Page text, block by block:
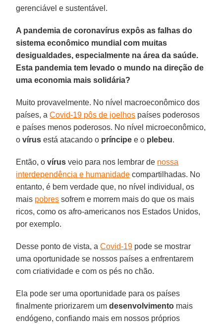
gerenciável e sustentável.
A pandemia de coronavírus expôs as falhas do
sistema econômico mundial com muitas
desigualdades, especialmente na área da saúde.
Esta pandemia tem levado o mundo na direção de
uma economia mais solidária?
Muito provavelmente. No nível macroeconômico dos
países, aCovid-19 pôs de joelhos países poderosos
e países menos poderosos. No nível microeconômico,
ovírus está atacando o príncipe e o plebeu.
Então, ovírus veio para nos lembrar de nossa
interdependência e humanidade compartilhadas. No
entanto, é bem verdade que, no nível individual, os
mais pobres sofrem e morrem mais do que os mais
ricos, como os afro-americanos nos Estados Unidos,
por exemplo.
Desse ponto de vista, aCovid-19 pode se mostrar
uma oportunidade se nossos países a enfrentarem
com criatividade e com os pés no chão.
Ela pode ser uma oportunidade para os países
finalmente priorizarem umdesenvolvimento mais
endógeno, confiando mais em nossos próprios